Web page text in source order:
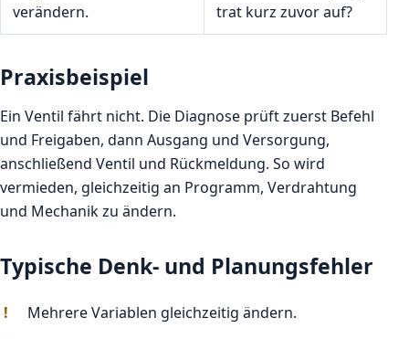
verändern.
trat kurz zuvor auf?
Praxisbeispiel
Ein Ventil fährt nicht. Die Diagnose prüft zuerst Befehl
und Freigaben, dann Ausgang und Versorgung,
anschließend Ventil und Rückmeldung. So wird
vermieden, gleichzeitig an Programm, Verdrahtung
und Mechanik zu ändern.
Typische Denk- und Planungsfehler
Mehrere Variablen gleichzeitig ändern.